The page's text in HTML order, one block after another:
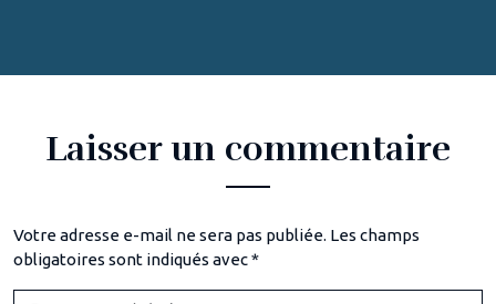
Laisser un commentaire
Votre adresse e-mail ne sera pas publiée. Les champs
obligatoires sont indiqués avec*